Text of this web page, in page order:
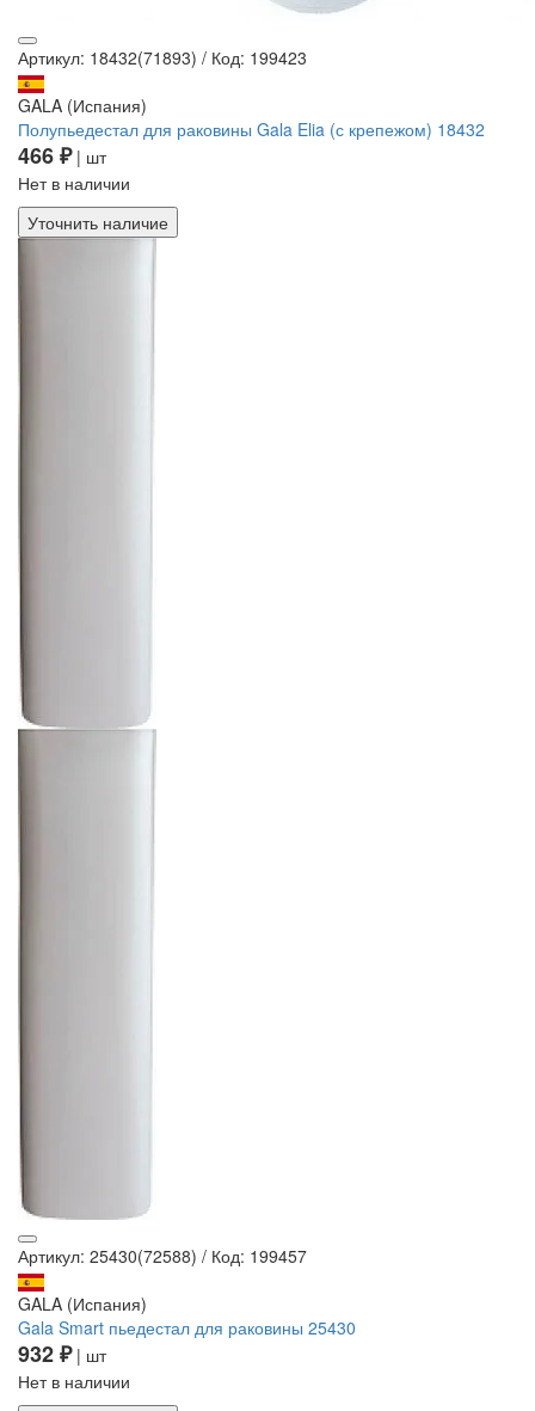
Артикул: 18432(71893) / Код: 199423
GALA (Испания)
Полупьедестал для раковины Gala Elia (с крепежом) 18432
466 ₽| шт
Нет в наличии
Уточнить наличие
Артикул: 25430(72588) / Код: 199457
GALA (Испания)
Gala Smart пьедестал для раковины 25430
932 ₽| шт
Нет в наличии